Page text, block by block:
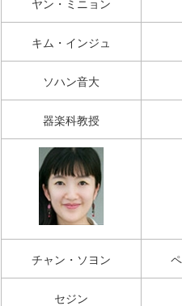
ヤン・ミニョン
キム・インジュ
ソハン音大
器楽科教授
チャン・ソヨン
セジン